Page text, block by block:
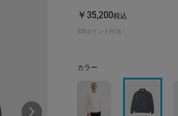
￥35,200税込
320ポイント付与
カラー